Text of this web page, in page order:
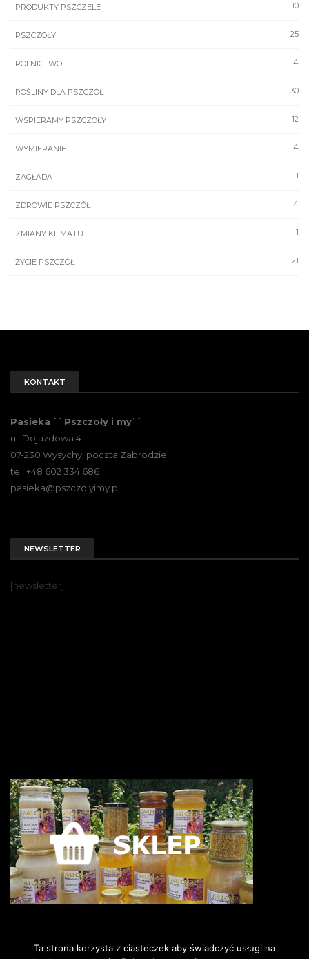
10
PRODUKTY PSZCZELE
25
PSZCZOŁY
4
ROLNICTWO
30
ROŚLINY DLA PSZCZÓŁ
12
WSPIERAMY PSZCZOŁY
4
WYMIERANIE
1
ZAGŁADA
4
ZDROWIE PSZCZÓŁ
1
ZMIANY KLIMATU
21
ŻYCIE PSZCZÓŁ
KONTAKT
Pasieka ``Pszczoły i my``
ul. Dojazdowa 4
07-230 Wysychy, poczta Zabrodzie
tel. +48 602 334 686
pasieka@pszczolyimy.pl
NEWSLETTER
[newsletter]
Ta strona korzysta z ciasteczek aby świadczyć usługi na